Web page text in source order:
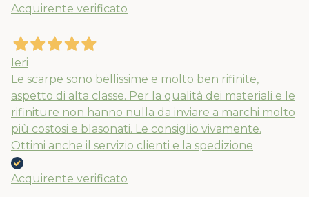
Acquirente verificato
Ieri
Le scarpe sono bellissime e molto ben rifinite,
aspetto di alta classe. Per la qualità dei materiali e le
rifiniture non hanno nulla da inviare a marchi molto
più costosi e blasonati. Le consiglio vivamente.
Ottimi anche il servizio clienti e la spedizione
Acquirente verificato
APPROFITTANE ORA